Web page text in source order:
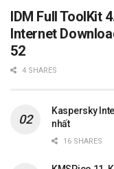
IDM Full ToolKit
Internet
52
4 SHARES
Kaspersky
nhất
16 SHARES